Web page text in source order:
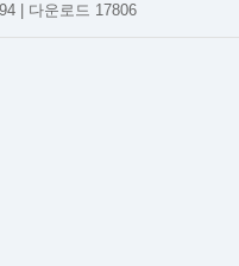
| 다운로드 17806